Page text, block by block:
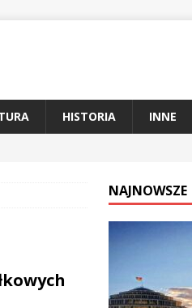
HISTORIA INNE
NAJNOWSZE